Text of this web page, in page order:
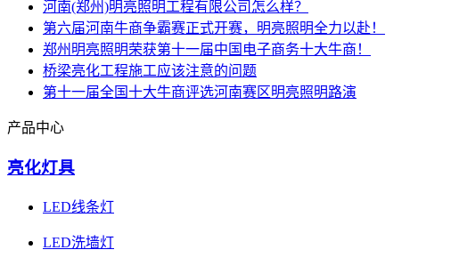
河南(郑州)明亮照明工程有限公司怎么样？
第六届河南牛商争霸赛正式开赛，明亮照明全力以赴！
郑州明亮照明荣获第十一届中国电子商务十大牛商！
桥梁亮化工程施工应该注意的问题
第十一届全国十大牛商评选河南赛区明亮照明路演
产品中心
亮化灯具
LED线条灯
LED洗墙灯